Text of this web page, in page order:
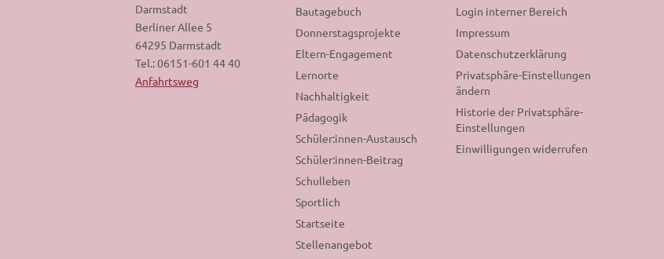
Darmstadt
Berliner Allee 5
64295 Darmstadt
Tel.: 06151-601 44 40
Anfahrtsweg
Bautagebuch
Donnerstagsprojekte
Eltern-Engagement
Lernorte
Nachhaltigkeit
Pädagogik
Schüler:innen-Austausch
Schüler:innen-Beitrag
Schulleben
Sportlich
Startseite
Stellenangebot
Login interner Bereich
Impressum
Datenschutzerklärung
Privatsphäre-Einstellungen
ändern
Historie der Privatsphäre-
Einstellungen
Einwilligungen widerrufen